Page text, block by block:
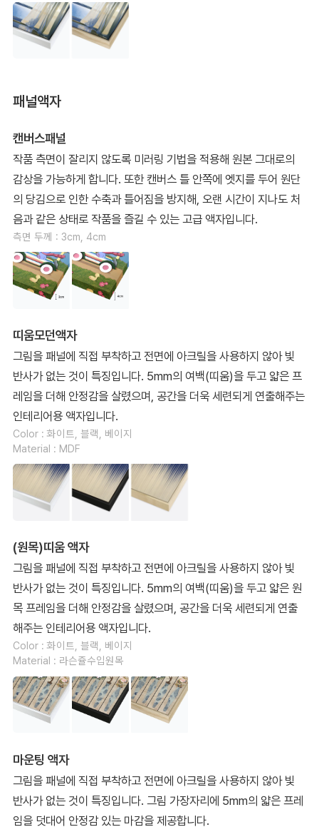
패널액자
캔버스패널
작품 측면이 잘리지 않도록 미러링 기법을 적용해 원본 그대로의
감상을 가능하게 합니다. 또한 캔버스 틀 안쪽에 엣지를 두어 원단
의 당김으로 인한 수축과 틀어짐을 방지해, 오랜 시간이 지나도 처
음과 같은 상태로 작품을 즐길 수 있는 고급 액자입니다.
측면 두께 : 3cm, 4cm
띠움모던액자
그림을 패널에 직접 부착하고 전면에 아크릴을 사용하지 않아 빛
반사가 없는 것이 특징입니다. 5mm의 여백(띠움)을 두고 얇은 프
레임을 더해 안정감을 살렸으며, 공간을 더욱 세련되게 연출해주는
인테리어용 액자입니다.
Color : 화이트, 블랙, 베이지
Material : MDF
(원목)띠움 액자
그림을 패널에 직접 부착하고 전면에 아크릴을 사용하지 않아 빛
반사가 없는 것이 특징입니다. 5mm의 여백(띠움)을 두고 얇은 원
목 프레임을 더해 안정감을 살렸으며, 공간을 더욱 세련되게 연출
해주는 인테리어용 액자입니다.
Color : 화이트, 블랙, 베이지
Material : 라슨쥴수입원목
마운팅 액자
그림을 패널에 직접 부착하고 전면에 아크릴을 사용하지 않아 빛
반사가 없는 것이 특징입니다. 그림 가장자리에 5mm의 얇은 프레
임을 덧대어 안정감 있는 마감을 제공합니다.